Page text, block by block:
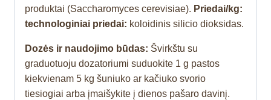
produktai (Saccharomyces cerevisiae). Priedai/kg:
technologiniai priedai: koloidinis silicio dioksidas.
Dozės ir naudojimo būdas: Švirkštu su
graduotuoju dozatoriumi suduokite 1 g pastos
kiekvienam 5 kg šuniuko ar kačiuko svorio
tiesiogiai arba įmaišykite į dienos pašaro davinį.